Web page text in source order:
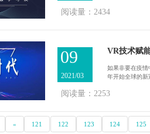
阅读量：2434
VR技术赋
如果非要在疫
年开始全球的新
阅读量：2253
09
2021/03
« 121 122 123 124 125